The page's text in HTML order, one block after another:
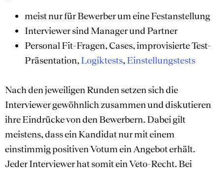
meist nur für Bewerber um eine Festanstellung
Interviewer sind Manager und Partner
Personal Fit-Fragen, Cases, improvisierte Test-
Präsentation, Logiktests, Einstellungstests
Nach den jeweiligen Runden setzen sich die
Interviewer gewöhnlich zusammen und diskutieren
ihre Eindrücke von den Bewerbern. Dabei gilt
meistens, dass ein Kandidat nur mit einem
einstimmig positiven Votum ein Angebot erhält.
Jeder Interviewer hat somit ein Veto-Recht. Bei